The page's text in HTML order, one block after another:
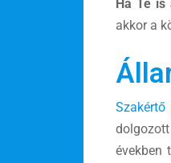
Ha Te is
akkor a
Szakértő
években